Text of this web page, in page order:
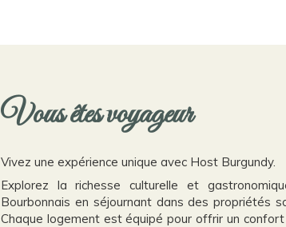
Vous êtes voyageur
Vivez une expérience unique avec Host Burgundy.
Explorez la richesse culturelle et
Bourbonnais en séjournant dans des propriétés
Chaque logement est équipé pour offrir un